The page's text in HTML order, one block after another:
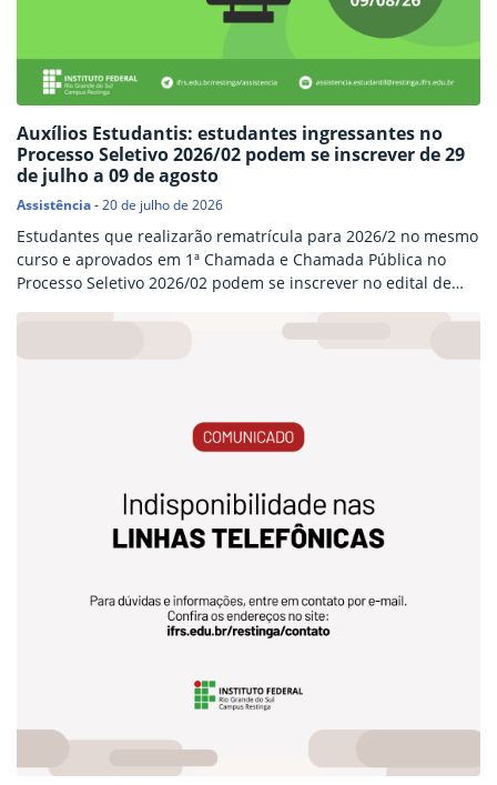
Auxílios Estudantis: estudantes ingressantes no
Processo Seletivo 2026/02 podem se inscrever de 29
de julho a 09 de agosto
Assistência-20 de julho de 2026
Estudantes que realizarão rematrícula para 2026/2 no mesmo
curso e aprovados em 1ª Chamada e Chamada Pública no
Processo Seletivo 2026/02 podem se inscrever no edital de
julho a 09 de agosto de 2026 através do Sistema de Inscrições
de Auxílios. Passo a passo para se inscrever para o Auxílio